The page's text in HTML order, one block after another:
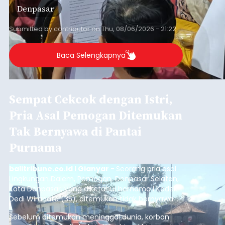
Denpasar
Submitted bycontributoronThu, 08/06/2026 - 21:22
Baca Selengkapnya
Sempat Cekcok dengan Istri,
Pria Asal Pemogan Ditemukan
Tak Bernyawa di Pantai
Purnama
balitribune.co.id I Gianyar - Seorang pria asal
Lingkungan Dalem, Pemogan, Denpasar Selatan,
Kota Denpasar, yang diketahui bernama I Kadek
Dedi Wiranata (35), ditemukan tidak bernyawa di
pesisir Pantai Purnama, Sukawati.
Sebelum ditemukan meninggal dunia, korban